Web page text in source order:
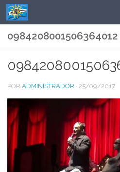
Saltar al contenido
0984208001506364012
POR ADMINISTRADOR · 25/09/2017